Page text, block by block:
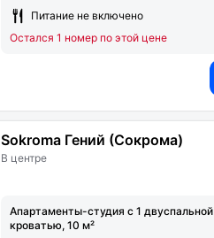
Питание не включено
Остался 1 номер по этой цене
Sokroma Гений (Сокрома)
В центре
Апартаменты-студия с 1 двуспальной
кроватью, 10 м²